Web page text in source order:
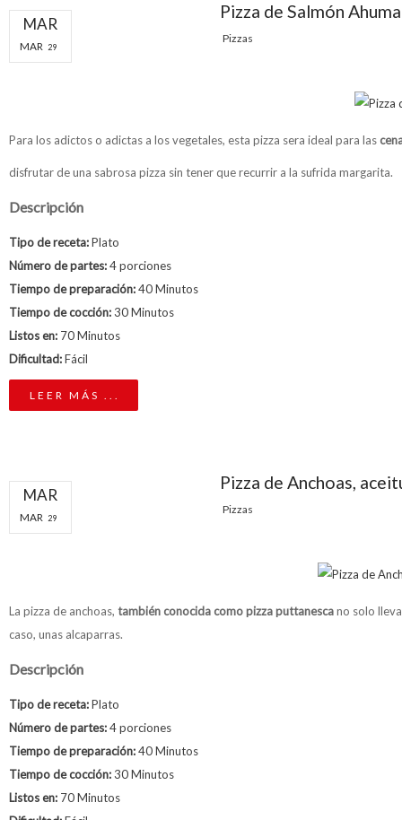
MAR
MAR 29
Pizza de Salmón
Pizzas
Para los adictos o adictas a los vegetales, esta pizza sera ideal para las
disfrutar de una sabrosa pizza sin tener que recurrir a la sufrida margarita.
Descripción
Tipo de receta:Plato
Número de partes:4 porciones
Tiempo de preparación:40 Minutos
Tiempo de cocción:30 Minutos
Listos en: 70 Minutos
Dificultad:Fácil
LEER MÁS ...
MAR
MAR 29
Pizza de Anchoas,
Pizzas
La pizza de anchoas, también conocida como pizza puttanescano solo
caso, unas alcaparras.
Descripción
Tipo de receta:Plato
Número de partes:4 porciones
Tiempo de preparación:40 Minutos
Tiempo de cocción:30 Minutos
Listos en: 70 Minutos